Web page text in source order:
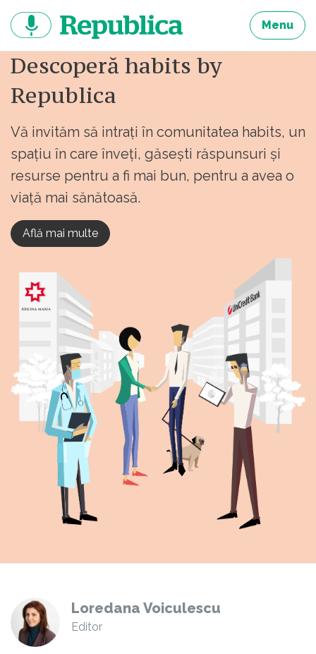
continut
Menu
Descoperă habits by
Republica
Vă invităm să intrați în comunitatea habits, un
spațiu în care înveți, găsești răspunsuri și
resurse pentru a fi mai bun, pentru a avea o
viață mai sănătoasă.
Află mai multe
Loredana Voiculescu
Editor